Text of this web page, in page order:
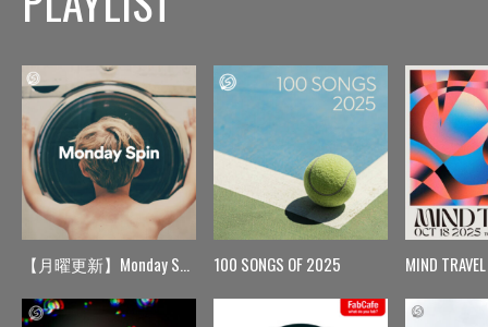
【月曜更新】Monday Spin 100 SONGS OF 2025 MIND TRAVEL